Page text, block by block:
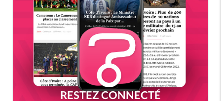
RESTEZ CONNECTÉ